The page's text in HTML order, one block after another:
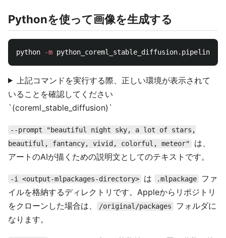
Pythonを使って画像を生成する
python -m python_coreml_stable_diffusion.pipeline
上記コマンドを実行する際、正しい環境が表示されて
いることを確認してください
`(coreml_stable_diffusion)`
--prompt "beautiful night sky, a lot of stars,
beautiful, fantancy, vivid, colorful, meteor"
は、
アートのAIが描くための説明文としてのテキストです。
-i <output-mlpackages-directory> は .mlpackage
ファ
イルを格納するディレクトリです。Appleからリポジトリ
をクローンした場合は、
/original/packages
フォルダに
なります。